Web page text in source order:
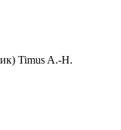
Timus A.-H.